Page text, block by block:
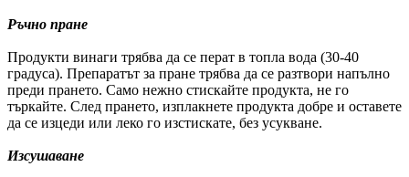
Ръчно пране
Продукти винаги трябва да се перат в топла вода (30-40
градуса). Препаратът за пране трябва да се разтвори напълно
преди прането. Само нежно стискайте продукта, не го
търкайте. След прането, изплакнете продукта добре и оставете
да се изцеди или леко го изстискате, без усукване.
Изсушаване